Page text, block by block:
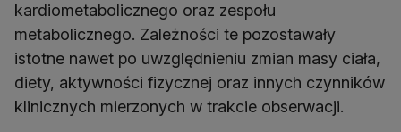
kardiometabolicznego oraz zespołu
metabolicznego. Zależności te pozostawały
istotne nawet po uwzględnieniu zmian masy ciała,
diety, aktywności fizycznej oraz innych czynników
klinicznych mierzonych w trakcie obserwacji.